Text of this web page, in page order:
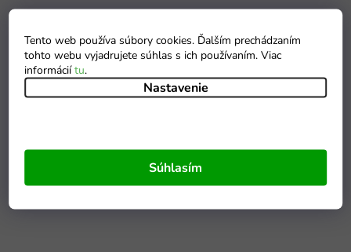
Tento web používa súbory cookies. Ďalším prechádzaním
tohto webu vyjadrujete súhlas s ich používaním. Viac
informáciítu.
Nastavenie
Súhlasím